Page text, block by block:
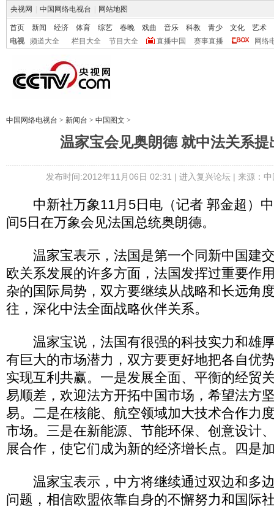
央视网 中国网络电视台 网站地图
首页 新闻 经济 体育 综艺 春晚 戏曲 音乐 科教 青少 文化
艺术
电视
频道大全 栏目大全 节目大全 直播中国 赛事直播 网络
中国网络电视台 > 新闻台 > 中国图文 >
温家宝会见奥朗德 就中法关系提
发布时间:2012年11月06日 02:31 | 进入复兴论坛| 来源：
中新社万象11月5日电（记者 郭金超）中
间5日在万象会见法国总统奥朗德。
温家宝表示，法国是第一个同新中国建
欧关系发展的许多方面，法国发挥过重要作
杂的国际局势，双方要继续从战略和长远角
往，深化中法全面战略伙伴关系。
温家宝说，法国有很强的科技实力和雄
有巨大的市场潜力，双方要更好地把各自优
实现互利共赢。一是发展全面、平衡的经贸
易顺差，欢迎法方开拓中国市场，希望法方
易。二是在核能、航空领域加大技术合作力
市场。三是在新能源、节能环保、创意设计
展合作，使它们成为新的经济增长点。四是
温家宝表示，中方将继续通过双边和多
问题，相信欧盟依靠自身的不懈努力和国际